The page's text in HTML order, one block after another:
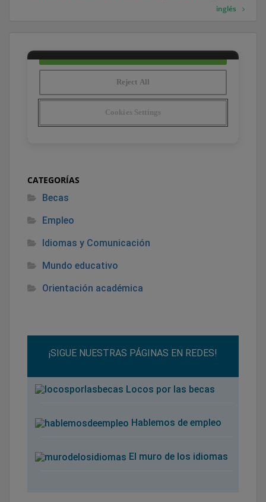
inglés
CATEGORÍAS
Becas
Empleo
Idiomas y Comunicación
Mundo educativo
Orientación académica
¡SIGUE NUESTRAS PÁGINAS EN REDES!
Locos por las becas
Hablemos de empleo
El muro de los idiomas